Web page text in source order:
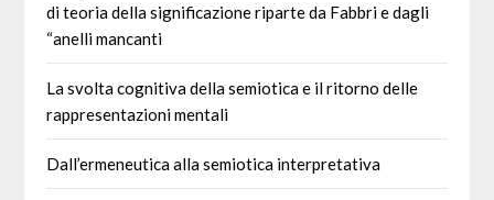
di teoria della significazione riparte da Fabbri e dagli
“anelli mancanti
La svolta cognitiva della semiotica e il ritorno delle
rappresentazioni mentali
Dall’ermeneutica alla semiotica interpretativa